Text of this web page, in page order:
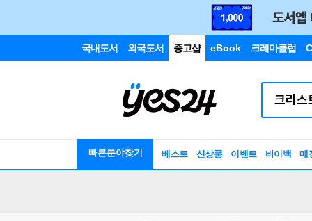
국내도서 외국도서 중고샵 eBook 크레마클럽
빠른분야찾기 베스트 신상품 이벤트 바이백 매